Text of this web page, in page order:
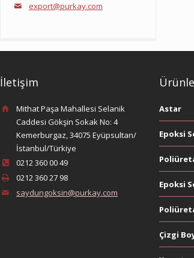
export@purkay.com
İletişim
Mithat Paşa Mahallesi Selanik
Caddesi Gökşin Sokak No: 4
Kemerburgaz, 34075 Eyüpsultan/
İstanbul/Türkiye
0212 360 00 49
0212 360 27 98
saydungoksin@purkay.com
Astar
Epoksi
Epoksi
Çizgi